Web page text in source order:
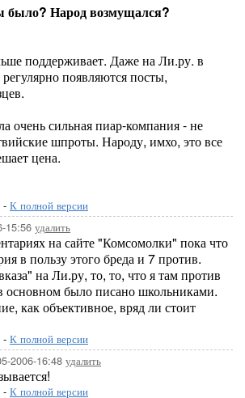
было? Народ возмущался?
поддерживает. Даже на Ли.ру. в
появляются посты,
очень сильная пиар-компания - не
шпроты. Народу, имхо, это все
цена.
- К полной версии
15:56 удалить
на сайте "Комсомолки" пока что
в пользу этого бреда и 7 против.
на Ли.ру, то, то, что я там против
основном было писано школьниками.
как объективное, вряд ли стоит
- К полной версии
2006-16:48 удалить
- К полной версии